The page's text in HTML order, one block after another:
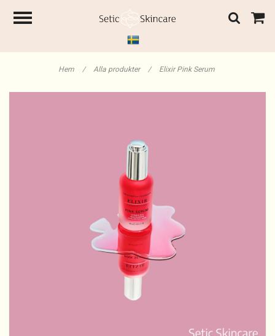
Hem / Alla produkter / Elixir Pink Serum